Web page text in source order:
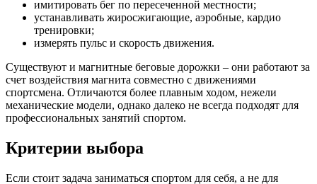
имитировать бег по пересеченной местности;
устанавливать жиросжигающие, аэробные, кардио
тренировки;
измерять пульс и скорость движения.
Существуют и магнитные беговые дорожки – они работают за
счет воздействия магнита совместно с движениями
спортсмена. Отличаются более плавным ходом, нежели
механические модели, однако далеко не всегда подходят для
профессиональных занятий спортом.
Критерии выбора
Если стоит задача заниматься спортом для себя, а не для